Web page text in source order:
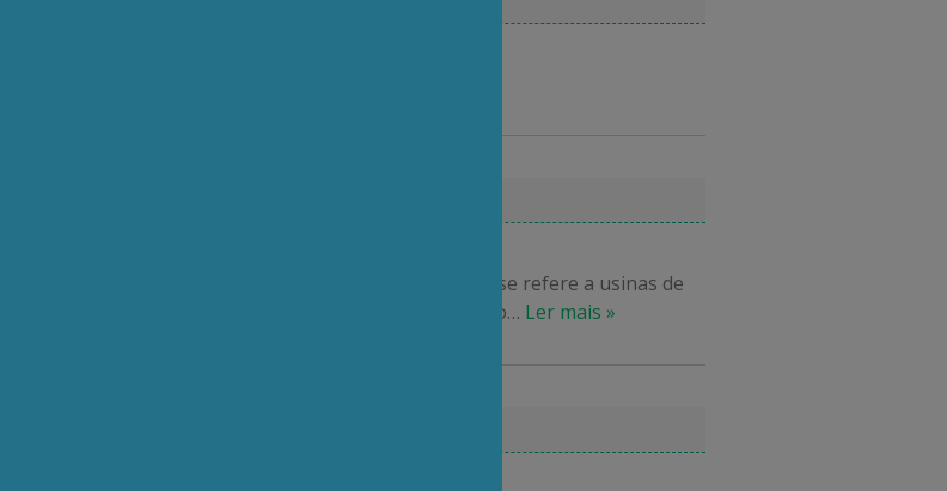
do Prof. Jerson! Gostaria que ele esclarecesse se ele se refere a usinas de
É verdade que as hidroelétricas construídas no passado… Ler mais »